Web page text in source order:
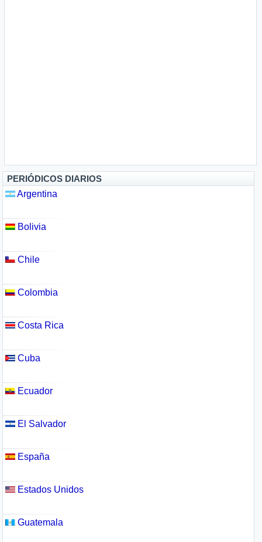
PERIÓDICOS DIARIOS
Argentina
Bolivia
Chile
Colombia
Costa Rica
Cuba
Ecuador
El Salvador
España
Estados Unidos
Guatemala